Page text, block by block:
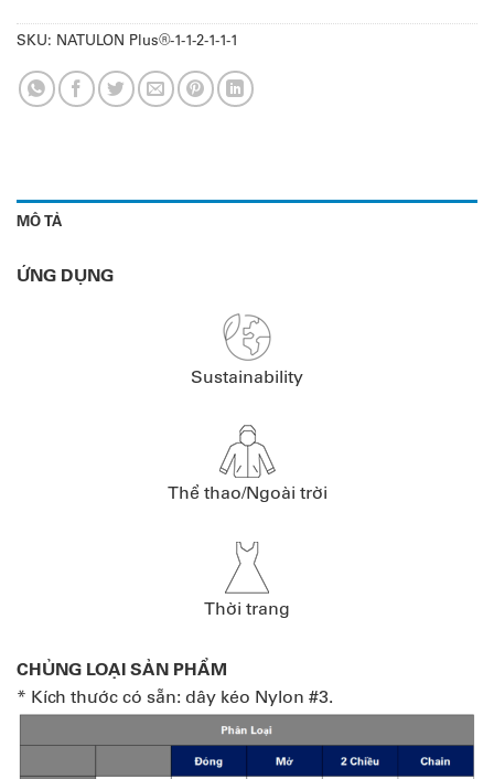
SKU: NATULON Plus®-1-1-2-1-1-1
MÔ TẢ
ỨNG DỤNG
Sustainability
Thể thao/Ngoài trời
Thời trang
CHỦNG LOẠI SẢN PHẨM
* Kích thước có sẵn: dây kéo Nylon #3.